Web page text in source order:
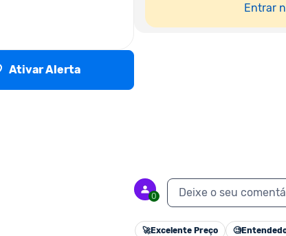
Ativar Alerta
Entrar
0 Deixe o seu
🚀Excelente Preço 🧐